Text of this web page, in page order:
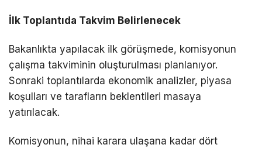
İlk Toplantıda Takvim Belirlenecek
Bakanlıkta yapılacak ilk görüşmede, komisyonun
çalışma takviminin oluşturulması planlanıyor.
Sonraki toplantılarda ekonomik analizler, piyasa
koşulları ve tarafların beklentileri masaya
yatırılacak.
Komisyonun, nihai karara ulaşana kadar dört